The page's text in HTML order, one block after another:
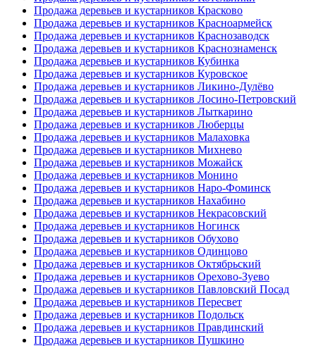
Продажа деревьев и кустарников Красково
Продажа деревьев и кустарников Красноармейск
Продажа деревьев и кустарников Краснозаводск
Продажа деревьев и кустарников Краснознаменск
Продажа деревьев и кустарников Кубинка
Продажа деревьев и кустарников Куровское
Продажа деревьев и кустарников Ликино-Дулёво
Продажа деревьев и кустарников Лосино-Петровский
Продажа деревьев и кустарников Лыткарино
Продажа деревьев и кустарников Люберцы
Продажа деревьев и кустарников Малаховка
Продажа деревьев и кустарников Михнево
Продажа деревьев и кустарников Можайск
Продажа деревьев и кустарников Монино
Продажа деревьев и кустарников Наро-Фоминск
Продажа деревьев и кустарников Нахабино
Продажа деревьев и кустарников Некрасовский
Продажа деревьев и кустарников Ногинск
Продажа деревьев и кустарников Обухово
Продажа деревьев и кустарников Одинцово
Продажа деревьев и кустарников Октябрьский
Продажа деревьев и кустарников Орехово-Зуево
Продажа деревьев и кустарников Павловский Посад
Продажа деревьев и кустарников Пересвет
Продажа деревьев и кустарников Подольск
Продажа деревьев и кустарников Правдинский
Продажа деревьев и кустарников Пушкино